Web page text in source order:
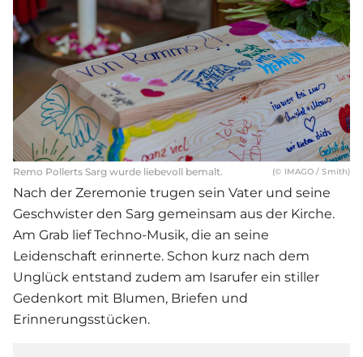
Remo Pollerts Sarg wurde liebevoll bemalt. (© IMAGO / Smith)
Nach der Zeremonie trugen sein Vater und seine
Geschwister den Sarg gemeinsam aus der Kirche.
Am Grab lief Techno-Musik, die an seine
Leidenschaft erinnerte. Schon kurz nach dem
Unglück entstand zudem am Isarufer ein stiller
Gedenkort mit Blumen, Briefen und
Erinnerungsstücken.